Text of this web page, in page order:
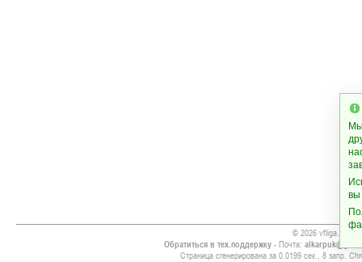
© 2026 vfliga.com
Обратиться в тех.поддержку- Почта:
Страница сгенерирована за 0.0199 сек., 8 запр.
вы